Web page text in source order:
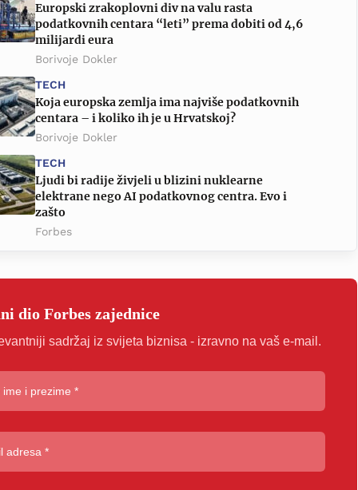
Europski zrakoplovni div na valu rasta
podatkovnih centara “leti” prema dobiti od 4,6
milijardi eura
Borivoje Dokler
TECH
Koja europska zemlja ima najviše podatkovnih
centara – i koliko ih je u Hrvatskoj?
Borivoje Dokler
TECH
Ljudi bi radije živjeli u blizini nuklearne
elektrane nego AI podatkovnog centra. Evo i
zašto
Forbes
dio Forbes zajednice
sadržaj iz svijeta biznisa - izravno na vaš e-mail.